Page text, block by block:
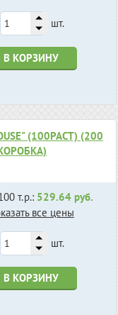
шт.
В КОРЗИНУ
(100РАСТ) (200
т.р.: 529.64 руб.
все цены
шт.
В КОРЗИНУ